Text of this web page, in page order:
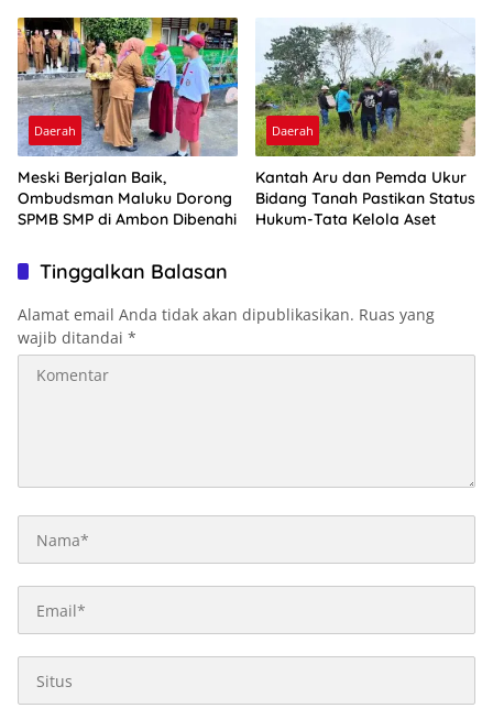
Daerah
Meski Berjalan Baik,
Ombudsman Maluku Dorong
SPMB SMP di Ambon Dibenahi
Daerah
Kantah Aru dan Pemda Ukur
Bidang Tanah Pastikan Status
Hukum-Tata Kelola Aset
Tinggalkan Balasan
Alamat email Anda tidak akan dipublikasikan. Ruas yang
wajib ditandai *